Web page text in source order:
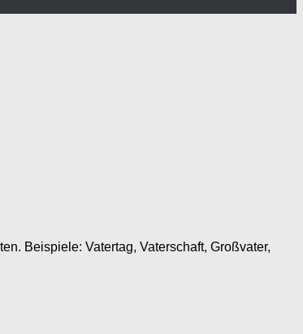
Beispiele: Vatertag, Vaterschaft, Großvater,